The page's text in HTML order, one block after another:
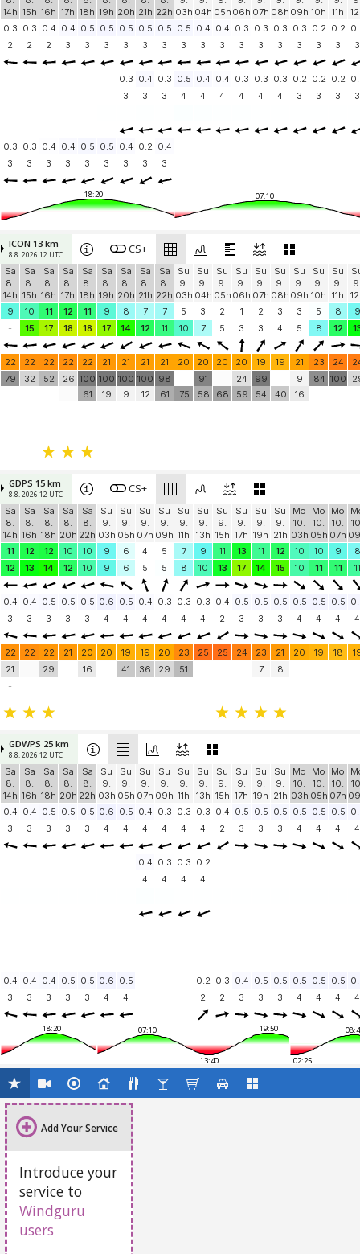
14h 15h 16h 17h 18h 19h 20h 21h 22h 03h 04h 05h 06h 07h 08h 09h 10h 11h
0.3 0.3 0.4 0.4 0.5 0.5 0.5 0.5 0.5 0.5 0.4 0.4 0.3 0.3 0.3 0.3 0.2 0.2
2
2 2 3 3 3 3 3 3 3 3 3 3 3 3 3 3 3 3
0.3 0.4 0.3 0.5 0.4 0.4 0.3 0.3 0.3 0.2 0.2 0.2
3
3 3 4 4 4 4 4 4 3 3 3 3
0.3 0.3 0.4 0.4 0.5 0.5 0.4 0.2 0.4
3
3 3 3 3 3 3 3 3
18:20 07:10
ICON 13 km
8.8. 2026 12 UTC CS+
Sa
8.
14h
Sa
8.
15h
Sa
8.
16h
Sa
8.
17h
Sa
8.
18h
Sa
8.
19h
Sa
8.
20h
Sa
8.
21h
Sa
8.
22h
Su
9.
03h
Su
9.
04h
Su
9.
05h
Su
9.
06h
Su
9.
07h
Su
9.
08h
Su
9.
09h
Su
9.
10h
Su
9.
11h
9
10 11 12 11 9 8 7 7 5 3 2 1 2 3 3 5 8
9
-
15 17 18 18 17 14 12 11 10 7 5 3 3 4 5 8 12
22 22 22 22 22 21 21 21 21 20 20 20 20 19 19 21 23 24
79
32 52 26 100
61
100
19
100
9
100
12
98
61
75
91
58
68
24
59
99
54
40
9
16
84 100
-
GDPS 15 km
8.8. 2026 12 UTC CS+
Sa
8.
14h
Sa
8.
16h
Sa
8.
18h
Sa
8.
20h
Sa
8.
22h
Su
9.
03h
Su
9.
05h
Su
9.
07h
Su
9.
09h
Su
9.
11h
Su
9.
13h
Su
9.
15h
Su
9.
17h
Su
9.
19h
Su
9.
21h
Mo
10.
03h
Mo
10.
05h
Mo
10.
07h
11
12 12 10 10 9 6 4 5 7 9 11 13 11 12 10 10 9
8
12
13 14 12 10 9 6 5 5 8 10 13 17 14 15 10 11 11 11
0.4 0.4 0.5 0.5 0.5 0.6 0.5 0.4 0.3 0.3 0.3 0.4 0.5 0.5 0.5 0.5 0.5 0.5
3
3 3 3 3 4 4 4 4 4 4 2 3 3 3 4 4 4 4
22 22 22 21 20 20 19 19 20 23 25 25 24 23 21 20 19 18
21
29 16 41 36 29 51 7
8
-
GDWPS 25 km
8.8. 2026 12 UTC
Sa
8.
14h
Sa
8.
16h
Sa
8.
18h
Sa
8.
20h
Sa
8.
22h
Su
9.
03h
Su
9.
05h
Su
9.
07h
Su
9.
09h
Su
9.
11h
Su
9.
13h
Su
9.
15h
Su
9.
17h
Su
9.
19h
Su
9.
21h
Mo
10.
03h
Mo
10.
05h
Mo
10.
07h
0.4 0.4 0.5 0.5 0.5 0.6 0.5 0.4 0.3 0.3 0.3 0.4 0.5 0.5 0.5 0.5 0.5 0.5
3
3 3 3 3 4 4 4 4 4 4 2 3 3 3 4 4 4 4
0.4 0.3 0.3 0.2
4
4 4 4
0.4 0.4 0.4 0.5 0.5 0.6 0.5 0.2 0.3 0.4 0.5 0.5 0.5 0.5 0.5
3
3 3 3 3 4 4 2 2 3 3 3 4 4 4 4
18:20 07:10 19:50
13:40 02:25
Add Your Service
Introduce your
service to
Windguru
users